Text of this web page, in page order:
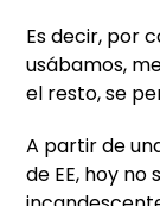
Es decir, por
usábamos,
el resto, se
A partir de
de EE, hoy